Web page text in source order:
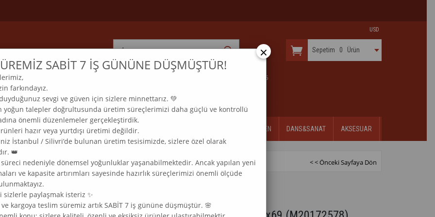
ELMAS MOZAİK TABLO & DIAMOND PAINTING TURKEY & KURULUŞ 2015
USD
Sepetim 0 Ürün
KLASİK MODERN MANZARA DESEN DANS&SANAT AKSESUAR
TABLO 51X69 < < Önceki Sayfaya Dön
×
SABİT 7 İŞ GÜNÜNE DÜŞMÜŞTÜR!
farkındayız.
sevgi ve güven için sizlere minnettarız. 💚
yoğun talepler doğrultusunda üretim süreçlerimizi daha güçlü ve kontrollü
önemli düzenlemeler gerçekleştirdik.
hazır veya yurtdışı üretimi değildir.
İstanbul / Silivri’de bulunan üretim tesisimizde, sizlere özel olarak
👑
nedeniyle dönemsel yoğunluklar yaşanabilmektedir. Ancak yapılan yeni
ve kapasite artırımları sayesinde hazırlık süreçlerimizi önemli ölçüde
sizlerle paylaşmak isteriz ✨
ve kargoya teslim süremiz artık SABİT 7 iş gününe düşmüştür. 🌸